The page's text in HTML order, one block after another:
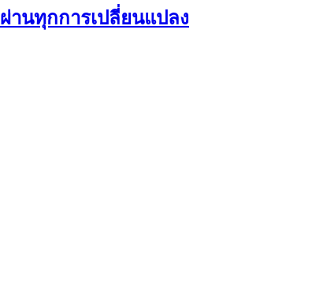
านทุกการเปลี่ยนแปลง